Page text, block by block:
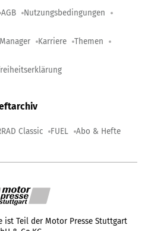
AGB Nutzungsbedingungen
Karriere Themen
Classic FUEL Abo & Hefte
ist Teil der Motor Presse Stuttgart